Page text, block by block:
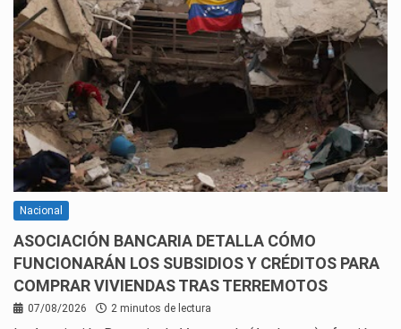
Nacional
ASOCIACIÓN BANCARIA DETALLA CÓMO
FUNCIONARÁN LOS SUBSIDIOS Y CRÉDITOS PARA
COMPRAR VIVIENDAS TRAS TERREMOTOS
07/08/2026 2 minutos de lectura